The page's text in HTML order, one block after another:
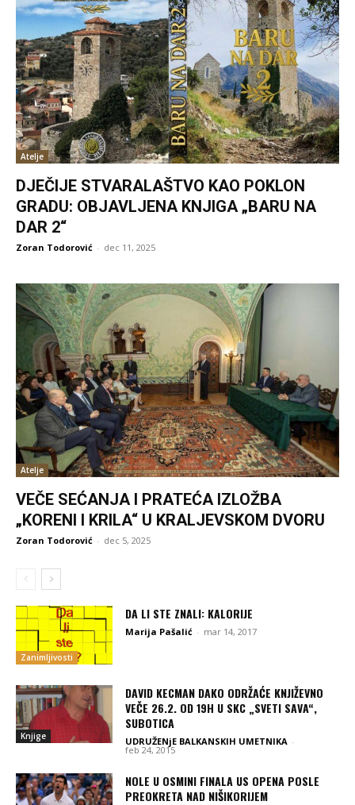
Atelje
DJEČIJE STVARALAŠTVO KAO POKLON
GRADU: OBJAVLJENA KNJIGA „BARU NA
DAR 2“
Zoran Todorović - dec 11, 2025
Atelje
VEČE SEĆANJA I PRATEĆA IZLOŽBA
„KORENI I KRILA“ U KRALJEVSKOM DVORU
Zoran Todorović - dec 5, 2025
Zanimljivosti
DA LI STE ZNALI: KALORIJE
Marija Pašalić - mar 14, 2017
Knjige
DAVID KECMAN DAKO ODRŽAĆE KNJIŽEVNO
VEČE 26.2. OD 19H U SKC „SVETI SAVA“,
SUBOTICA
UDRUŽENjE BALKANSKIH UMETNIKA -
feb 24, 2015
NOLE U OSMINI FINALA US OPENA POSLE
PREOKRETA NAD NIŠIKORIJEM